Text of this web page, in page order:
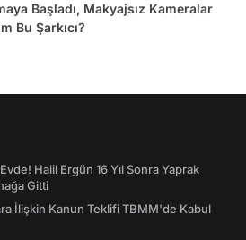
Başladı, Makyajsız Kameralar
Bu Şarkıcı?
Halil Ergün 16 Yıl Sonra Yaprak
Gitti
İlişkin Kanun Teklifi TBMM'de Kabul